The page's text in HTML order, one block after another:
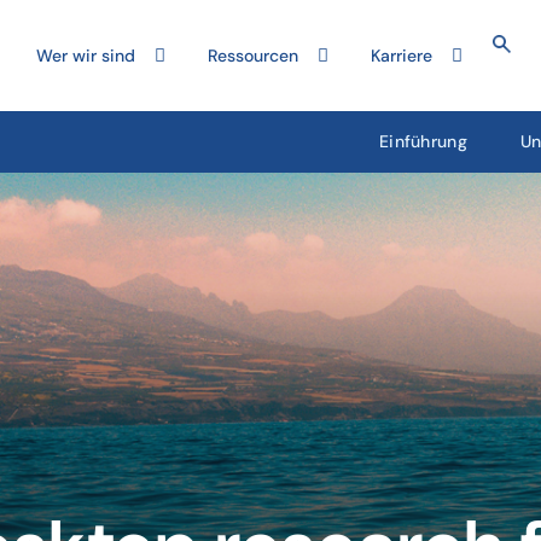
Wer wir sind Ressourcen Karriere
Einführung